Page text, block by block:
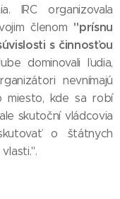
IRC organizovala
členom "prísnu
s činnosťou
dominovali ľudia,
nevnímajú
miesto, kde sa robí
skutoční vládcovia
o štátnych